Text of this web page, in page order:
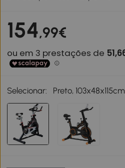
154,99€
Selecionar: Preto, 103x48x115cm